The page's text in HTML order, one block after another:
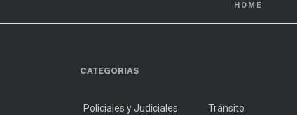
HOME
CATEGORIAS
Policiales y Judiciales Tránsito